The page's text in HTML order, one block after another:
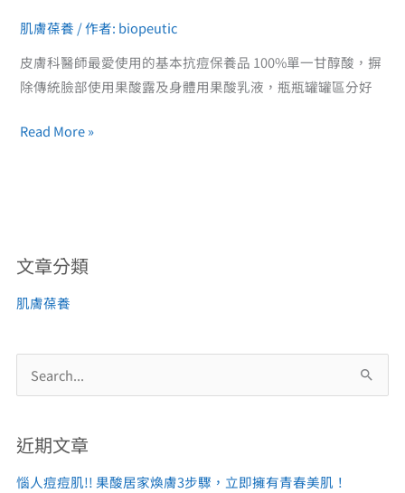
肌膚葆養 / 作者: biopeutic
皮膚科醫師最愛使用的基本抗痘保養品 100%單一甘醇酸，摒
除傳統臉部使用果酸露及身體用果酸乳液，瓶瓶罐罐區分好
Read More »
文章分類
肌膚葆養
鍵
字
近期文章
惱人痘痘肌!! 果酸居家煥膚3步驟，立即擁有青春美肌！